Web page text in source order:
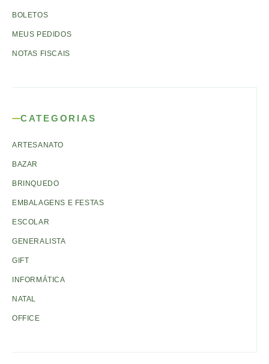
BOLETOS
MEUS PEDIDOS
NOTAS FISCAIS
CATEGORIAS
ARTESANATO
BAZAR
BRINQUEDO
EMBALAGENS E FESTAS
ESCOLAR
GENERALISTA
GIFT
INFORMÁTICA
NATAL
OFFICE